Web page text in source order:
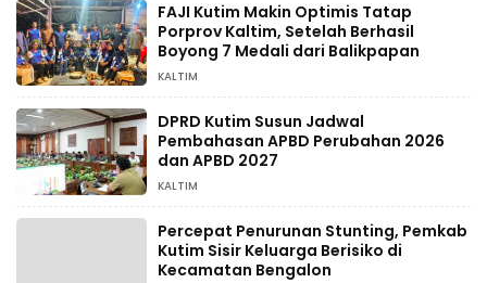
FAJI Kutim Makin Optimis Tatap
Porprov Kaltim, Setelah Berhasil
Boyong 7 Medali dari Balikpapan
KALTIM
DPRD Kutim Susun Jadwal
Pembahasan APBD Perubahan 2026
dan APBD 2027
KALTIM
Percepat Penurunan Stunting, Pemkab
Kutim Sisir Keluarga Berisiko di
Kecamatan Bengalon